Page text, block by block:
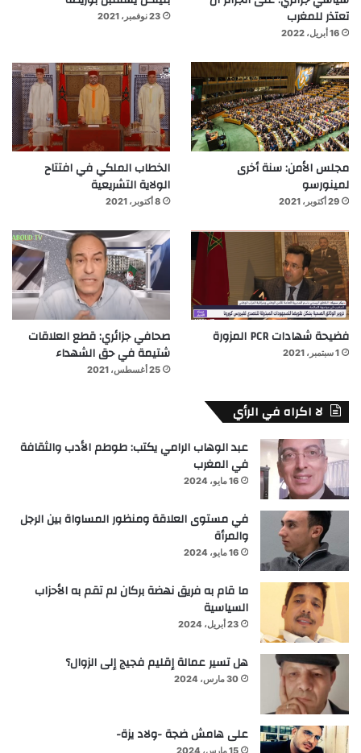
تعتذر للمغرب
16 أبريل، 2022
23 نوفمبر، 2021
مجلس الأمن: سنة أخرى
لمينورسو
29 أكتوبر، 2021
الخطاب الملكي في افتتاح
الولاية التشريعية
8 أكتوبر، 2021
فضيحة شهادات PCR المزورة
1 سبتمبر، 2021
صحافي جزائري: قطع العلاقات
شتيمة في حق الشهداء
25 أغسطس، 2021
لا اكراه في الرأي
عبد الوهاب الرامي يكتب: طوطم الأدب والثقافة
في المغرب
16 مايو، 2024
في مستوى العلاقة ومنظور المساواة بين الرجل
والمرأة
16 مايو، 2024
ما قام به فريق نهضة بركان لم تقم به الأحزاب
السياسية
23 أبريل، 2024
هل تسير عمالة إقليم فجيج إلى الزوال؟
30 مارس، 2024
على هامش ضجة -ولاد يزة-
15 مارس، 2024